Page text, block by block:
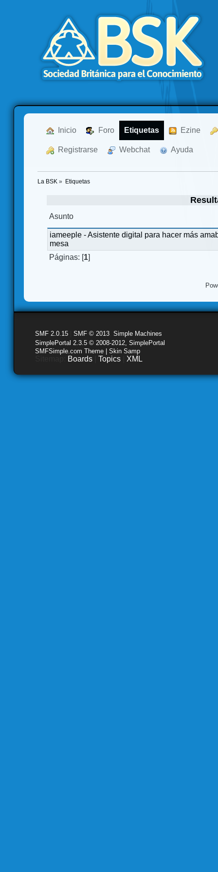
Inicio Foro Etiquetas Ezine
Registrarse Webchat Ayuda
La BSK » Etiquetas
Asunto
iameeple - Asistente digital para hacer más
mesa
Páginas: [1]
SMF 2.0.15 SMF © 2013 Simple Machines
SimplePortal 2.3.5 © 2008-2012, SimplePortal
SMFSimple.com Theme | Skin Samp
Boards Topics XML